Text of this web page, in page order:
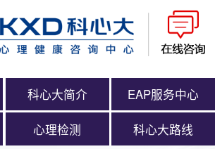
科心大简介 EAP服务中心
心理检测 科心大路线